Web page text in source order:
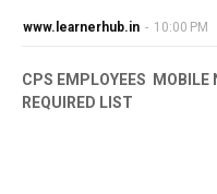
www.learnerhub.in - 10:00 PM
CPS EMPLOYEES MOBILE
REQUIRED LIST